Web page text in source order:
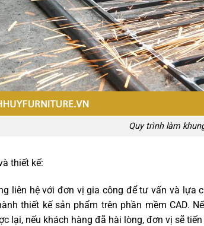
Quy trình làm
thiết kế:
liên hệ với đơn vị gia công để tư vấn và lựa
thiết kế sản phẩm trên phần mềm CAD.
lại, nếu khách hàng đã hài lòng, đơn vị sẽ